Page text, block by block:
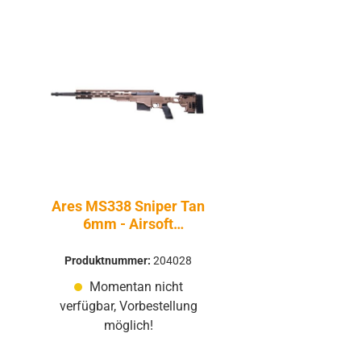
Ares MS338 Sniper Tan
6mm - Airsoft
Produktnummer:204028
Momentan nicht
verfügbar, Vorbestellung
möglich!